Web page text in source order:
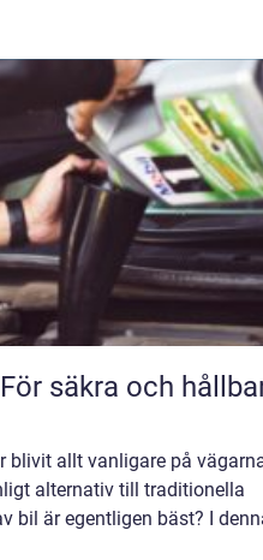
säkra och
blivit allt vanligare på
alternativ till traditionella
bil är egentligen bäst? I